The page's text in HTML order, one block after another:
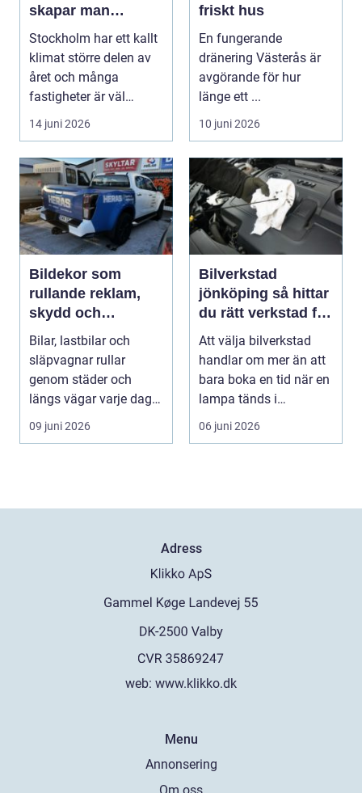
skapar man
hälsosam och
energieffektiv
inomhusluft
Stockholm har ett kallt
klimat större delen av
året och många
fastigheter är väl
isolerade för att s...
14 juni 2026
friskt hus
En fungerande
dränering Västerås är
avgörande för hur
länge ett ...
10 juni 2026
Bildekor som
rullande reklam,
skydd och
personlig stil
Bilar, lastbilar och
släpvagnar rullar
genom städer och
längs vägar varje dag.
De passerar tusentals...
09 juni 2026
Bilverkstad
jönköping så hittar
du rätt verkstad för
din bil
Att välja bilverkstad
handlar om mer än att
bara boka en tid när en
lampa tänds i
instrumentpanelen....
06 juni 2026
Adress
web: www.klikko.dk
Menu
Annonsering